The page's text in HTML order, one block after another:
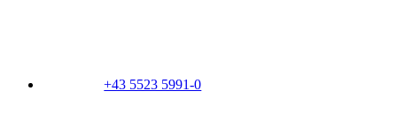
+43 5523 5991-0